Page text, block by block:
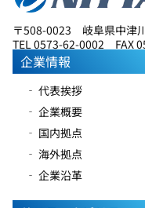
〒508-0023 岐阜県中津
TEL 0573-62-0002 FAX
企業情報
‐ 代表挨拶
‐ 企業概要
‐ 国内拠点
‐ 海外拠点
‐ 企業沿革